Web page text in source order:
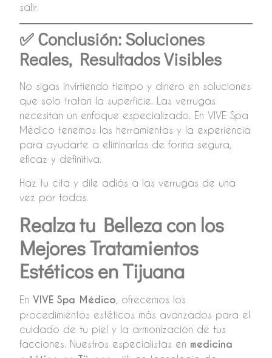
salir.
✅ Conclusión: Soluciones
Reales, Resultados Visibles
No sigas invirtiendo tiempo y dinero en soluciones
que solo tratan la superficie. Las verrugas
necesitan un enfoque especializado. En VIVE Spa
Médico tenemos las herramientas y la experiencia
para ayudarte a eliminarlas de forma segura,
eficaz y definitiva.
Haz tu cita y dile adiós a las verrugas de una
vez por todas.
Realza tu Belleza con los
Mejores Tratamientos
Estéticos en Tijuana
En VIVE Spa Médico , ofrecemos los
procedimientos estéticos más avanzados para el
cuidado de tu piel y la armonización de tus
facciones. Nuestros especialistas en medicina